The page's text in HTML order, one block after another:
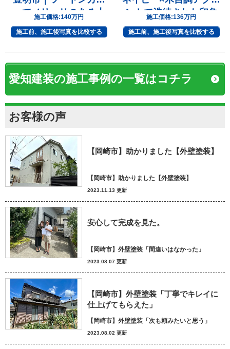
ーでメリハリのある上
質な住まいへ
施工価格:140万円
施工前、施工後写真を比較する
ントで洗練された印象
へ
施工価格:136万円
施工前、施工後写真を比較する
愛知建装の施工事例の一覧はコチラ
お客様の声
【岡崎市】助かりました【外壁塗装】
【岡崎市】助かりました【外壁塗装】
2023.11.13 更新
安心して完成を見た。
【岡崎市】外壁塗装「間違いはなかった」
2023.08.07 更新
【岡崎市】外壁塗装「丁寧でキレイに
仕上げてもらえた」
【岡崎市】外壁塗装「次も頼みたいと思う」
2023.08.02 更新